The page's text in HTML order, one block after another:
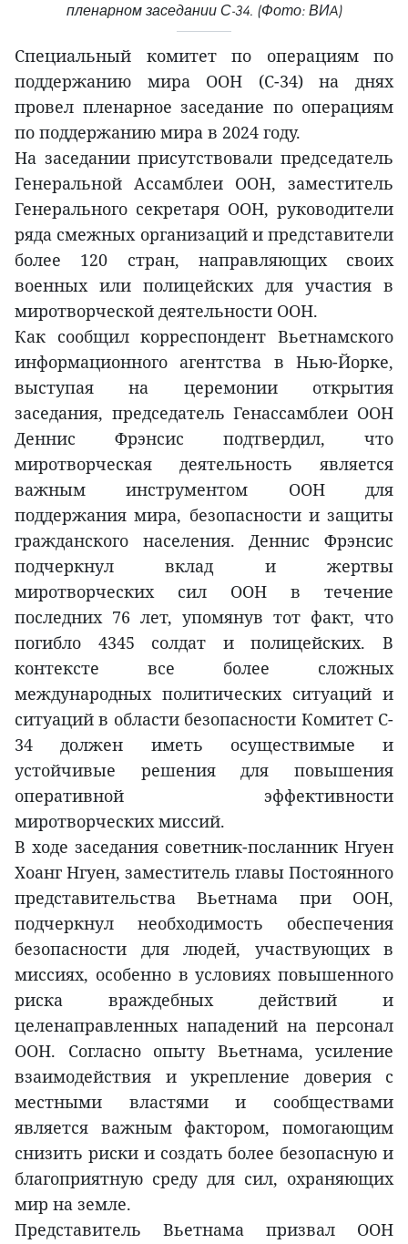
пленарном заседании С-34. (Фото: ВИA)
Специальный комитет по операциям по
поддержанию мира ООН (C-34) на днях
провел пленарное заседание по операциям
по поддержанию мира в 2024 году.
На заседании присутствовали председатель
Генеральной Ассамблеи ООН, заместитель
Генерального секретаря ООН, руководители
ряда смежных организаций и представители
более 120 стран, направляющих своих
военных или полицейских для участия в
миротворческой деятельности ООН.
Как сообщил корреспондент Вьетнамского
информационного агентства в Нью-Йорке,
выступая на церемонии открытия
заседания, председатель Генассамблеи ООН
Деннис Фрэнсис подтвердил, что
миротворческая деятельность является
важным инструментом ООН для
поддержания мира, безопасности и защиты
гражданского населения. Деннис Фрэнсис
подчеркнул вклад и жертвы
миротворческих сил ООН в течение
последних 76 лет, упомянув тот факт, что
погибло 4345 солдат и полицейских. В
контексте все более сложных
международных политических ситуаций и
ситуаций в области безопасности Комитет C-
34 должен иметь осуществимые и
устойчивые решения для повышения
оперативной эффективности
миротворческих миссий.
В ходе заседания советник-посланник Нгуен
Хоанг Нгуен, заместитель главы Постоянного
представительства Вьетнама при ООН,
подчеркнул необходимость обеспечения
безопасности для людей, участвующих в
миссиях, особенно в условиях повышенного
риска враждебных действий и
целенаправленных нападений на персонал
ООН. Согласно опыту Вьетнама, усиление
взаимодействия и укрепление доверия с
местными властями и сообществами
является важным фактором, помогающим
снизить риски и создать более безопасную и
благоприятную среду для сил, охраняющих
мир на земле.
Представитель Вьетнама призвал ООН